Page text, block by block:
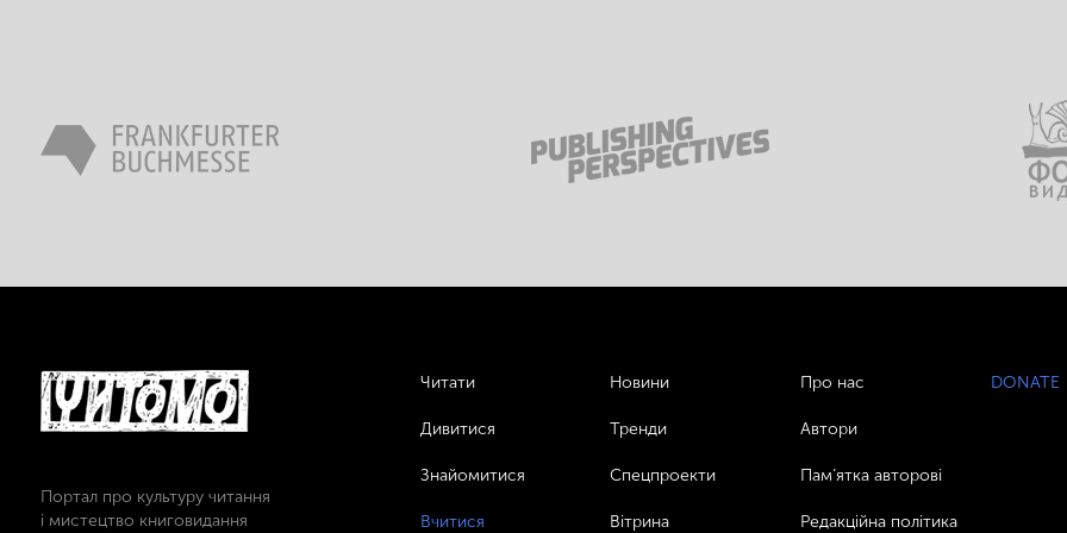
Портал про культуру читання
і мистецтво книговидання
Читати
Дивитися
Знайомитися
Вчитися
Новини
Тренди
Спецпроекти
Вітрина
Про нас
Автори
Пам’ятка авторові
Редакційна політика
DONATE